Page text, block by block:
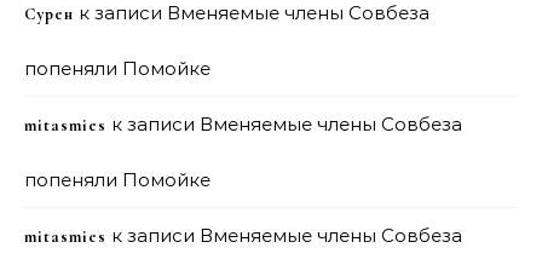
Сурен к записи Вменяемые члены Совбеза
попеняли Помойке
mitasmies к записи Вменяемые члены Совбеза
попеняли Помойке
mitasmies к записи Вменяемые члены Совбеза